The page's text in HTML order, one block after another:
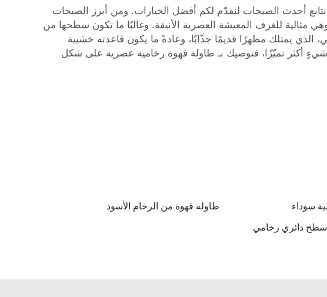
تتوفر طاولات قهوة دائرية رخامية بعدة تصاميم، وبعضها أكثر رواجًا في الوقت الراهن. ففي شركة XPIC نتابع أحدث الصيحات لنقدّم لكم أفضل الخيارات. ومن أبرز الصيحات
مثالية للغرف المعيشة العصرية الأنيقة. وغالبًا ما تكون سطحها من
الذي يمتلك مظهرًا قديمًا جذّابًا، وعادةً ما يكون قاعدته خشبية
أكثر تميّزًا، فنوصيك بـ طاولة قهوة رخامية عصرية على شكل
سوداء طاولة قهوة من الرخام الأسود
سطح دائري رخامي